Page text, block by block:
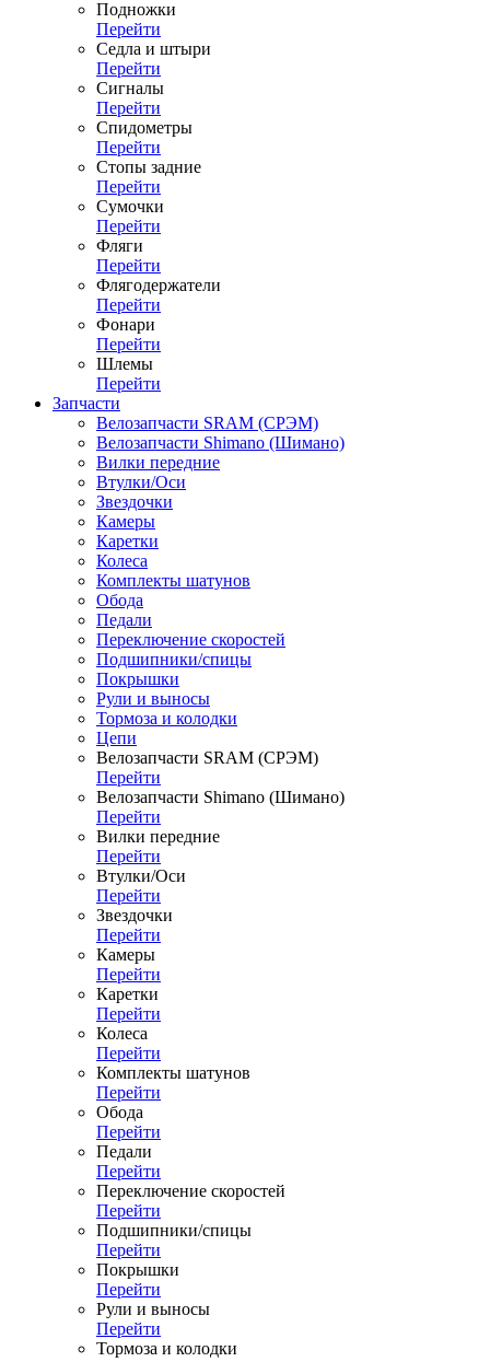
Подножки
Перейти
Седла и штыри
Перейти
Сигналы
Перейти
Спидометры
Перейти
Стопы задние
Перейти
Сумочки
Перейти
Фляги
Перейти
Флягодержатели
Перейти
Фонари
Перейти
Шлемы
Перейти
Запчасти
Велозапчасти SRAM (СРЭМ)
Велозапчасти Shimano (Шимано)
Вилки передние
Втулки/Оси
Звездочки
Камеры
Каретки
Колеса
Комплекты шатунов
Обода
Педали
Переключение скоростей
Подшипники/спицы
Покрышки
Рули и выносы
Тормоза и колодки
Цепи
Велозапчасти SRAM (СРЭМ)
Перейти
Велозапчасти Shimano (Шимано)
Перейти
Вилки передние
Перейти
Втулки/Оси
Перейти
Звездочки
Перейти
Камеры
Перейти
Каретки
Перейти
Колеса
Перейти
Комплекты шатунов
Перейти
Обода
Перейти
Педали
Перейти
Переключение скоростей
Перейти
Подшипники/спицы
Перейти
Покрышки
Перейти
Рули и выносы
Перейти
Тормоза и колодки